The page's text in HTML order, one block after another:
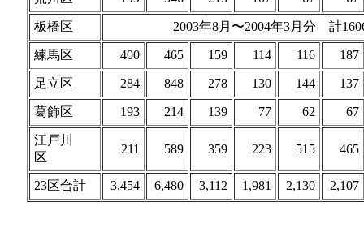
板橋区 2003年8月〜2004年3月分 計
練馬区 400 465 159 114 116 187
足立区 284 848 278 130 144 137
葛飾区 193 214 139 77 62 67
江戸川
区
211 589 359 223 515 465
23区合計 3,454 6,480 3,112 1,981 2,130 2,107